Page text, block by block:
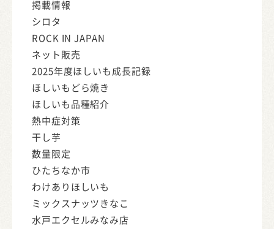
掲載情報
シロタ
ROCK IN JAPAN
ネット販売
2025年度ほしいも成長記録
ほしいもどら焼き
ほしいも品種紹介
熱中症対策
干し芋
数量限定
ひたちなか市
わけありほしいも
ミックスナッツきなこ
水戸エクセルみなみ店